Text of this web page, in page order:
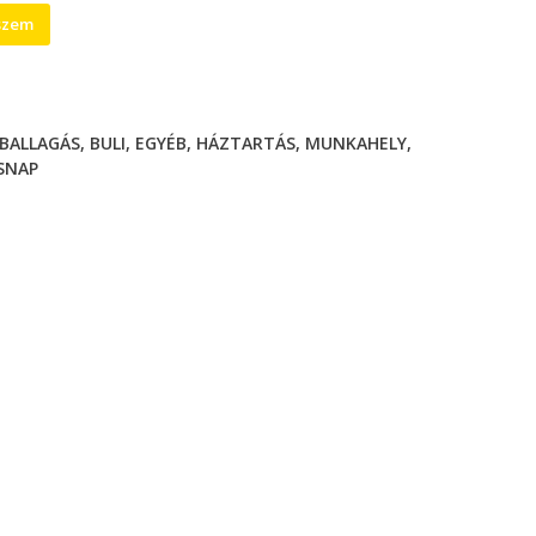
BALLAGÁS, BULI, EGYÉB, HÁZTARTÁS, MUNKAHELY,